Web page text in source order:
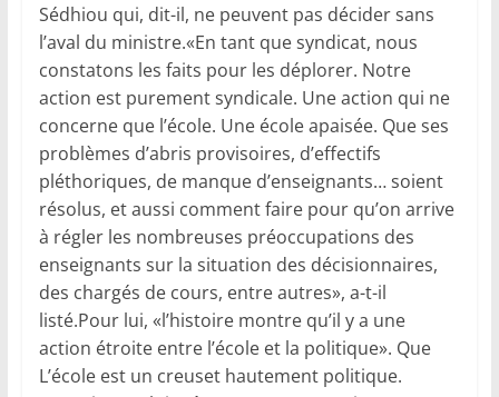
Sédhiou qui, dit-il, ne peuvent pas décider sans
l’aval du ministre.«En tant que syndicat, nous
constatons les faits pour les déplorer. Notre
action est purement syndicale. Une action qui ne
concerne que l’école. Une école apaisée. Que ses
problèmes d’abris provisoires, d’effectifs
pléthoriques, de manque d’enseignants… soient
résolus, et aussi comment faire pour qu’on arrive
à régler les nombreuses préoccupations des
enseignants sur la situation des décisionnaires,
des chargés de cours, entre autres», a-t-il
listé.Pour lui, «l’histoire montre qu’il y a une
action étroite entre l’école et la politique». Que
L’école est un creuset hautement politique.